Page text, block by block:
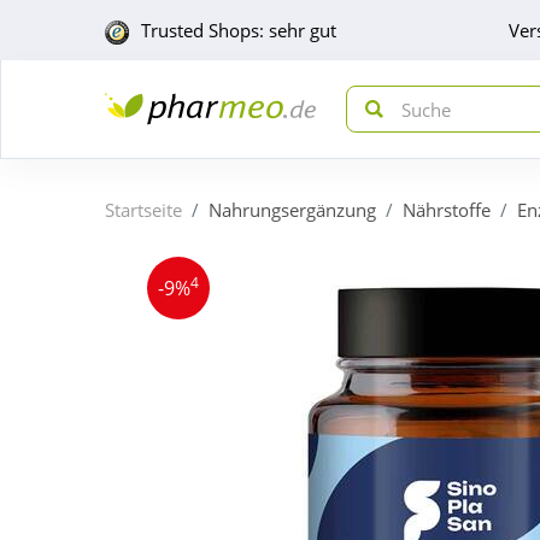
Trusted Shops: sehr gut
Startseite Nahrungsergänzung Nährstoffe
-9%4